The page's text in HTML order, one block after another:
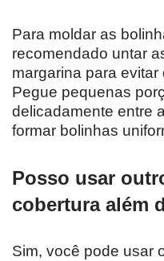
Para moldar as
recomendado untar
margarina para
Pegue pequenas
delicadamente entre
formar bolinhas
Posso usar
cobertura além
Sim, você pode usar